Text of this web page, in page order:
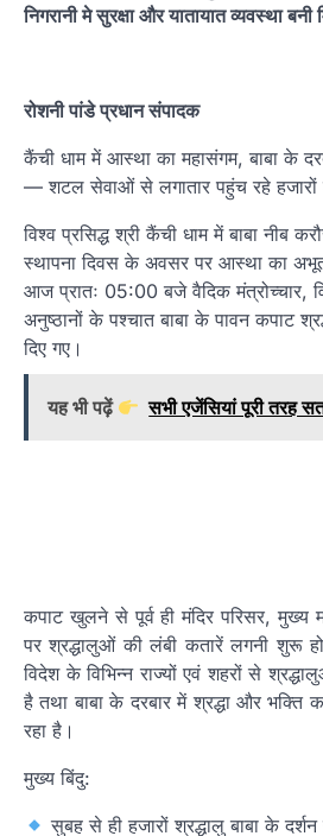
निगरानी मे सुरक्षा और यातायात व्यवस्था बनी
रोशनी पांडे प्रधान संपादक
कैंची धाम में आस्था का महासंगम, बाबा के
— शटल सेवाओं से लगातार पहुंच रहे हजारों
विश्व प्रसिद्ध श्री कैंची धाम में बाबा नीब
स्थापना दिवस के अवसर पर आस्था का
आज प्रातः 05:00 बजे वैदिक मंत्रोच्चार,
अनुष्ठानों के पश्चात बाबा के पावन कपाट
दिए गए।
यह भी पढ़ें सभी एजेंसियां पूरी तरह
कपाट खुलने से पूर्व ही मंदिर परिसर, मुख्य
पर श्रद्धालुओं की लंबी कतारें लगनी शुरू
विदेश के विभिन्न राज्यों एवं शहरों से
है तथा बाबा के दरबार में श्रद्धा और भक्ति
रहा है।
मुख्य बिंदु:
सुबह से ही हजारों श्रद्धालु बाबा के